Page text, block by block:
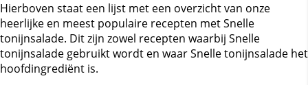
Hierboven staat een lijst met een overzicht van onze
heerlijke en meest populaire recepten met Snelle
tonijnsalade. Dit zijn zowel recepten waarbij Snelle
tonijnsalade gebruikt wordt en waar Snelle tonijnsalade het
hoofdingrediënt is.